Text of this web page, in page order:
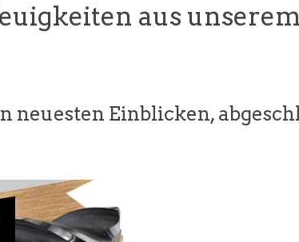
aus
neuesten Einblicken,